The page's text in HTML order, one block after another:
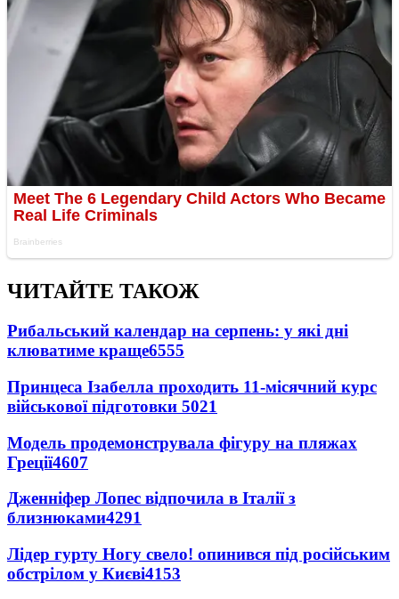
ЧИТАЙТЕ ТАКОЖ
Рибальський календар на серпень: у які дні
клюватиме краще6555
Принцеса Ізабелла проходить 11-місячний курс
військової підготовки 5021
Модель продемонструвала фігуру на пляжах
Греції4607
Дженніфер Лопес відпочила в Італії з
близнюками4291
Лідер гурту Ногу свело! опинився під російським
обстрілом у Києві4153